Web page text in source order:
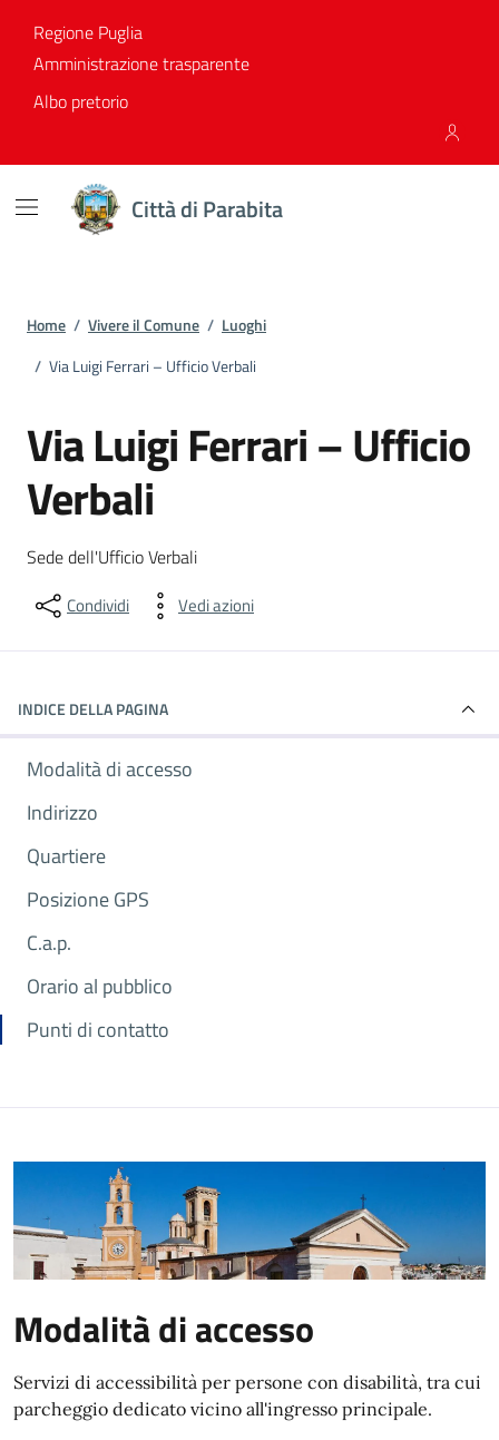
Regione Puglia
Amministrazione trasparente
Albo pretorio
Città di Parabita
Home / Vivere il Comune / Luoghi
/ Via Luigi Ferrari – Ufficio Verbali
Via Luigi Ferrari – Ufficio
Verbali
Dettagli del luogo
Sede dell'Ufficio Verbali
Condividi Vedi azioni
INDICE DELLA PAGINA
Modalità di accesso
Indirizzo
Quartiere
Posizione GPS
C.a.p.
Orario al pubblico
Punti di contatto
Modalità di accesso
Servizi di accessibilità per persone con disabilità, tra cui
parcheggio dedicato vicino all'ingresso principale.